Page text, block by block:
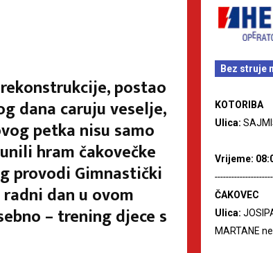
postao
dana caruju veselje,
petka nisu samo
hram čakovečke
provodi Gimnastički
dan u ovom
– trening djece s
Bez struje
KOTORIBA
Ulica:
Vrijeme:
ČAKOVEC
Ulica:
MARTANE